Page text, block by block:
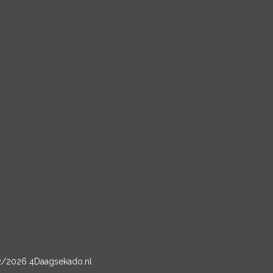
4Daagsekado.nl